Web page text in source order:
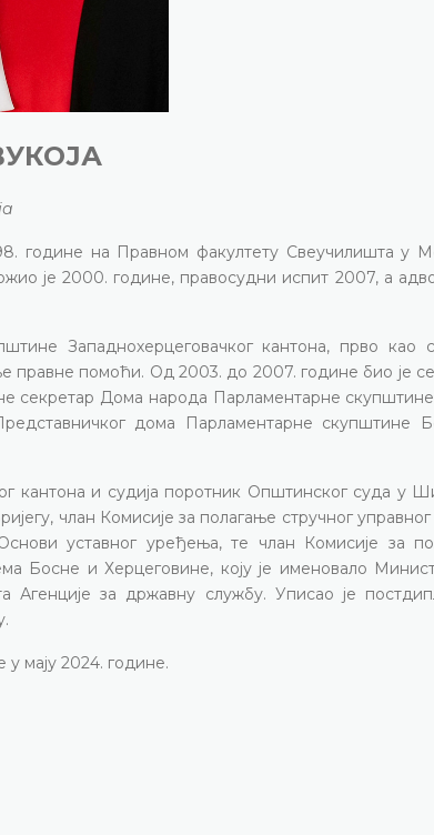
године на Правном факултету Свеучилишта у
је 2000. године, правосудни испит 2007, а
Западнохерцеговачког кантона, прво као
правне помоћи. Од 2003. до 2007. године био је
секретар Дома народа Парламентарне
дома Парламентарне скупштине
кантона и судија поротник Општинског суда у
члан Комисије за полагање стручног управног
уставног уређења, те члан Комисије за
Босне и Херцеговине, коју је именовало
за државну службу. Уписао је
мају 2024. године.